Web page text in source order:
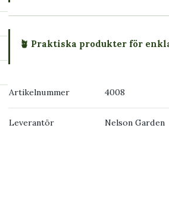
🪴 Praktiska produkter för
Artikelnummer 4008
Leverantör Nelson Garden